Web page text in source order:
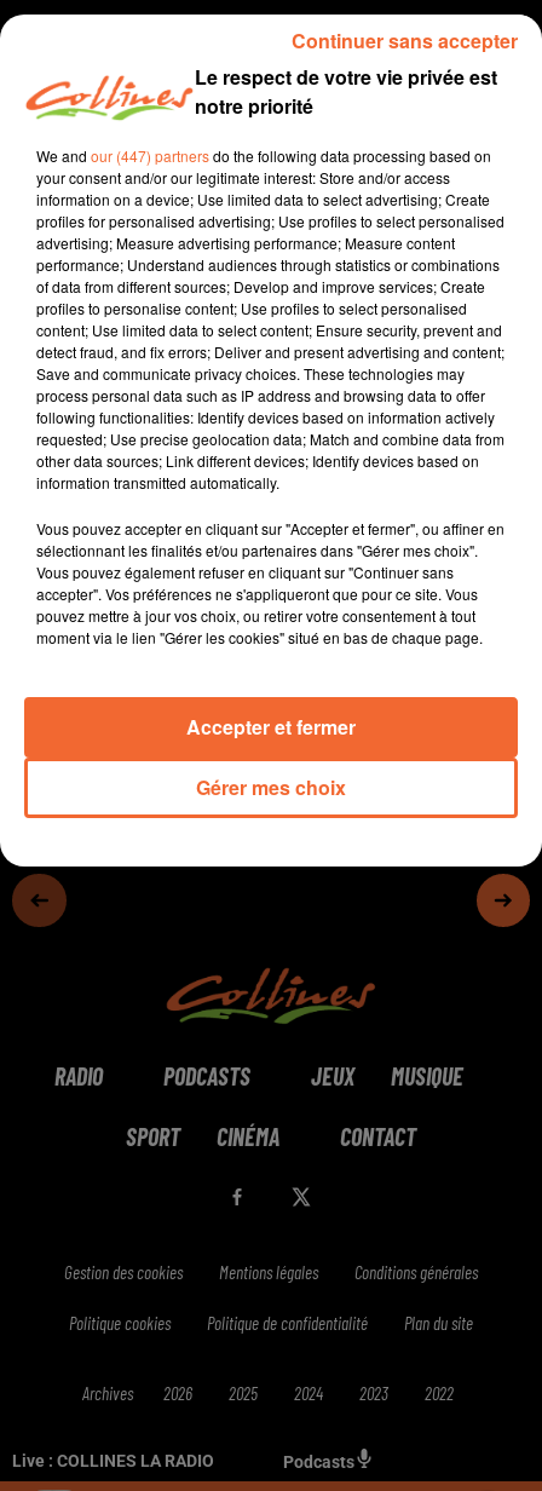
Live : COLLINES LA RADIO Podcasts
info
2 mars 2026 - 12 min 51 sec
JOURNAL DU LUNDI 02 MARS (SOIR)
Fabien Gazeau
L'info près de chez vous
Présenté par Fabien Gazeau
- A 15 jours des élections municipales, la campagne
s'intensifie
- Le salon de l'agriculture a connu une baisse de
fréquentation de près de 30%, l'absence des bovins y
est pour beaucoup
Genevoix de Bressuire (photo)
-Le théâtre de Bressuire accueille ce soir un spectacle de
Mohammed El Khatib mettant en valeur le stand up.
- Sarah-Anna sera le 14 mars prochain au Théâtre Jean
RADIO PODCASTS JEUX MUSIQUE
SPORT CINÉMA CONTACT
Gestion des cookies Mentions légales Conditions générales
Politique cookies Politique de confidentialité Plan du site
Archives 2026 2025 2024 2023 2022
Le respect de votre vie privée est
notre priorité
We and our (447) partnersdo the following data processing based on
your consent and/or our legitimate interest: Store and/or access
information on a device; Use limited data to select advertising; Create
profiles for personalised advertising; Use profiles to select personalised
advertising; Measure advertising performance; Measure content
performance; Understand audiences through statistics or combinations
of data from different sources; Develop and improve services; Create
profiles to personalise content; Use profiles to select personalised
content; Use limited data to select content; Ensure security, prevent and
detect fraud, and fix errors; Deliver and present advertising and content;
Save and communicate privacy choices. These technologies may
process personal data such as IP address and browsing data to offer
following functionalities: Identify devices based on information actively
requested; Use precise geolocation data; Match and combine data from
other data sources; Link different devices; Identify devices based on
information transmitted automatically.
Vous pouvez accepter en cliquant sur "Accepter et fermer", ou affiner en
sélectionnant les finalités et/ou partenaires dans "Gérer mes choix".
Vous pouvez également refuser en cliquant sur "Continuer sans
accepter". Vos préférences ne s'appliqueront que pour ce site. Vous
pouvez mettre à jour vos choix, ou retirer votre consentement à tout
moment via le lien "Gérer les cookies" situé en bas de chaque page.
Gérer mes choix
Accepter et fermer
Continuer sans accepter